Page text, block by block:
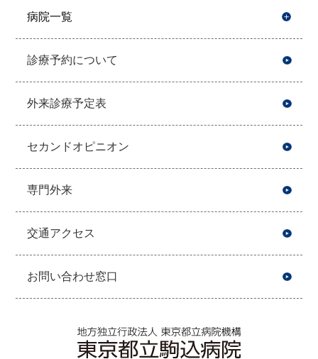
病院一覧
診療予約について
外来診療予定表
セカンドオピニオン
専門外来
交通アクセス
お問い合わせ窓口